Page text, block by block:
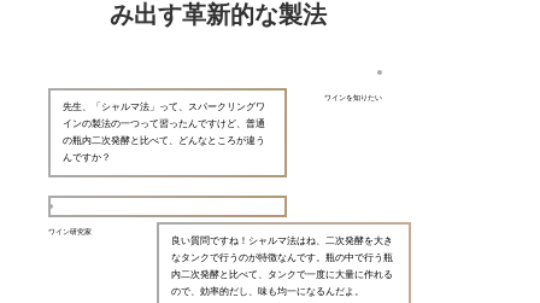
み出す革新的な製法
ワインを知りたい
先生、「シャルマ法」って、スパークリングワ
インの製法の一つって習ったんですけど、普通
の瓶内二次発酵と比べて、どんなところが違う
んですか？
ワイン研究家
良い質問ですね！シャルマ法はね、二次発酵を大き
なタンクで行うのが特徴なんです。瓶の中で行う瓶
内二次発酵と比べて、タンクで一度に大量に作れる
ので、効率的だし、味も均一になるんだよ。